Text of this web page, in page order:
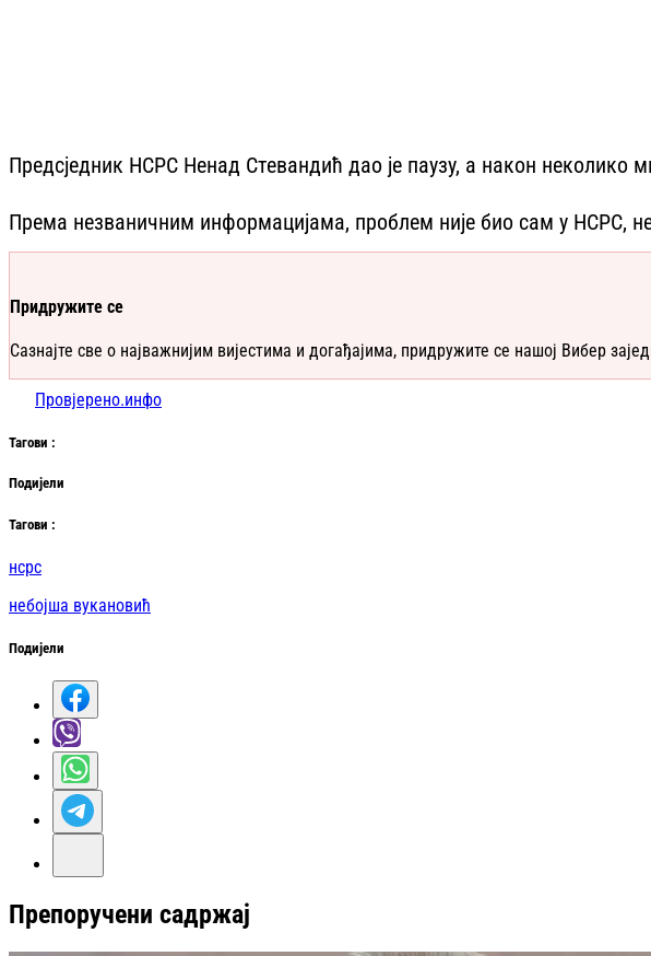
Предсједник НСРС Ненад Стевандић дао је паузу, а након неколико
Према незваничним информацијама, проблем није био сам у НСРС,
Придружите се
Сазнајте све о најважнијим вијестима и догађајима, придружите се нашој Вибер
Провјерено.инфо
Тагови :
Подијели
Тагови :
нсрс
небојша вукановић
Подијели
Препоручени садржај